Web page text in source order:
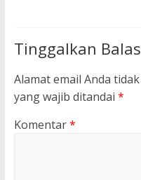
Tinggalkan
Alamat email Anda
yang wajib ditandai *
Komentar*